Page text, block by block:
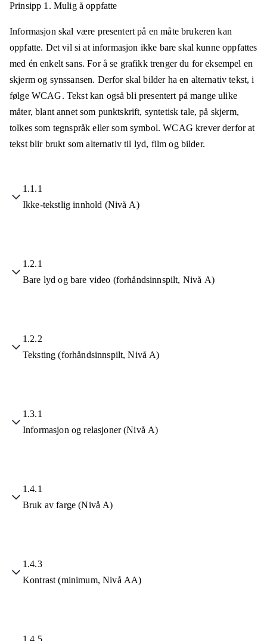
Prinsipp 1. Mulig å oppfatte
Informasjon skal være presentert på en måte brukeren kan
oppfatte. Det vil si at informasjon ikke bare skal kunne oppfattes
med én enkelt sans. For å se grafikk trenger du for eksempel en
skjerm og synssansen. Derfor skal bilder ha en alternativ tekst, i
følge WCAG. Tekst kan også bli presentert på mange ulike
måter, blant annet som punktskrift, syntetisk tale, på skjerm,
tolkes som tegnspråk eller som symbol. WCAG krever derfor at
tekst blir brukt som alternativ til lyd, film og bilder.
1.1.1
Ikke-tekstlig innhold (Nivå A)
1.2.1
Bare lyd og bare video (forhåndsinnspilt, Nivå A)
1.2.2
Teksting (forhåndsinnspilt, Nivå A)
1.3.1
Informasjon og relasjoner (Nivå A)
1.4.1
Bruk av farge (Nivå A)
1.4.3
Kontrast (minimum, Nivå AA)